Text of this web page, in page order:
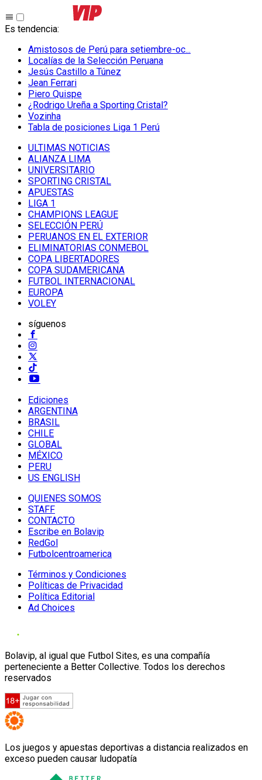
Es tendencia:
Amistosos de Perú para setiembre-oc...
Localías de la Selección Peruana
Jesús Castillo a Túnez
Jean Ferrari
Piero Quispe
¿Rodrigo Ureña a Sporting Cristal?
Vozinha
Tabla de posiciones Liga 1 Perú
ULTIMAS NOTICIAS
ALIANZA LIMA
UNIVERSITARIO
SPORTING CRISTAL
APUESTAS
LIGA 1
CHAMPIONS LEAGUE
SELECCIÓN PERÚ
PERUANOS EN EL EXTERIOR
ELIMINATORIAS CONMEBOL
COPA LIBERTADORES
COPA SUDAMERICANA
FUTBOL INTERNACIONAL
EUROPA
VOLEY
síguenos
Ediciones
ARGENTINA
BRASIL
CHILE
GLOBAL
MÉXICO
PERU
US ENGLISH
QUIENES SOMOS
STAFF
CONTACTO
Escribe en Bolavip
RedGol
Futbolcentroamerica
Términos y Condiciones
Políticas de Privacidad
Política Editorial
Ad Choices
Bolavip, al igual que Futbol Sites, es una compañía
perteneciente a Better Collective. Todos los derechos
reservados
Los juegos y apuestas deportivas a distancia realizados en
exceso pueden causar ludopatía